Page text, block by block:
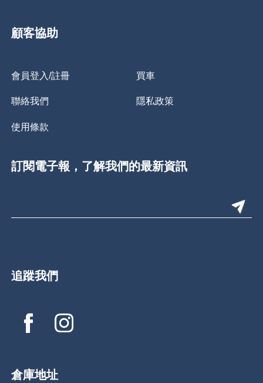
顧客協助
會員登入/註冊 買車
聯絡我們 隱私政策
使用條款
訂閱電子報，了解我們的最新資訊
追蹤我們
倉庫地址